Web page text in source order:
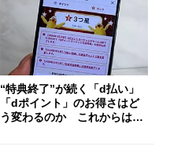
“特典終了”が続く「d払い」
「dポイント」のお得さはど
う変わるのか これからは